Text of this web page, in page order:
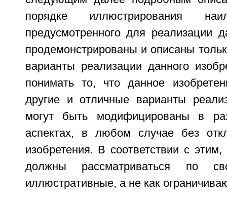
порядке иллюстрирования
предусмотренного для реализации
продемонстрированы и описаны
варианты реализации данного
понимать то, что данное
другие и отличные варианты
могут быть модифицированы в
аспектах, в любом случае без
изобретения. В соответствии с
должны рассматриваться по
иллюстративные, а не как